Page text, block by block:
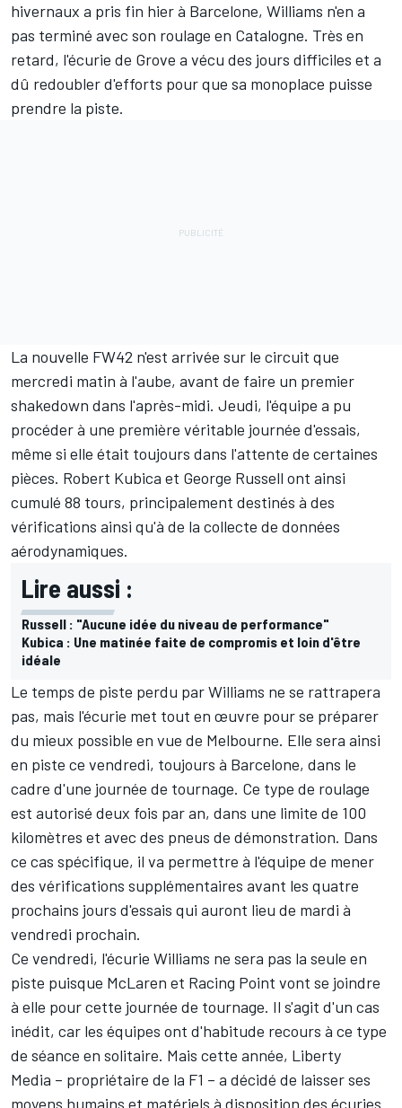
hivernaux a pris fin hier à Barcelone, Williams n'en a
pas terminé avec son roulage en Catalogne. Très en
retard, l'écurie de Grove a vécu des jours difficiles et a
dû redoubler d'efforts pour que sa monoplace puisse
prendre la piste.
La nouvelle FW42 n'est arrivée sur le circuit que
mercredi matin à l'aube, avant de faire un premier
shakedown dans l'après-midi. Jeudi, l'équipe a pu
procéder à une première véritable journée d'essais,
même si elle était toujours dans l'attente de certaines
pièces. Robert Kubica et George Russell ont ainsi
cumulé 88 tours, principalement destinés à des
vérifications ainsi qu'à de la collecte de données
aérodynamiques.
Lire aussi :
Russell : "Aucune idée du niveau de performance"
Kubica : Une matinée faite de compromis et loin d'être
idéale
Le temps de piste perdu par Williams ne se rattrapera
pas, mais l'écurie met tout en œuvre pour se préparer
du mieux possible en vue de Melbourne. Elle sera ainsi
en piste ce vendredi, toujours à Barcelone, dans le
cadre d'une journée de tournage. Ce type de roulage
est autorisé deux fois par an, dans une limite de 100
kilomètres et avec des pneus de démonstration. Dans
ce cas spécifique, il va permettre à l'équipe de mener
des vérifications supplémentaires avant les quatre
prochains jours d'essais qui auront lieu de mardi à
vendredi prochain.
Ce vendredi, l'écurie Williams ne sera pas la seule en
piste puisque McLaren et Racing Point vont se joindre
à elle pour cette journée de tournage. Il s'agit d'un cas
inédit, car les équipes ont d'habitude recours à ce type
de séance en solitaire. Mais cette année, Liberty
Media – propriétaire de la F1 – a décidé de laisser ses
moyens humains et matériels à disposition des écuries